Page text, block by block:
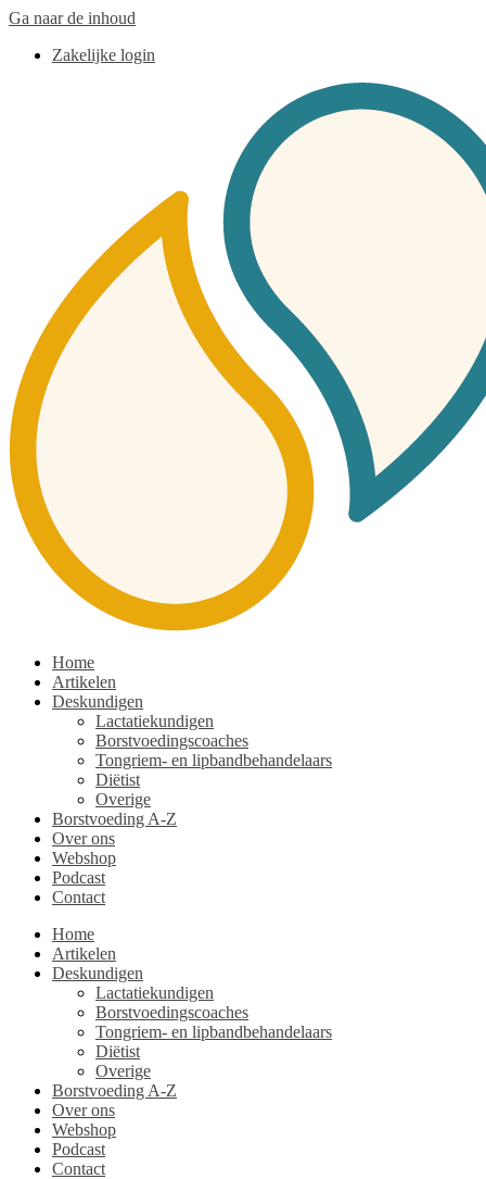
Ga naar de inhoud
Zakelijke login
Home
Artikelen
Deskundigen
Lactatiekundigen
Borstvoedingscoaches
Tongriem- en lipbandbehandelaars
Diëtist
Overige
Borstvoeding A-Z
Over ons
Webshop
Podcast
Contact
Home
Artikelen
Deskundigen
Lactatiekundigen
Borstvoedingscoaches
Tongriem- en lipbandbehandelaars
Diëtist
Overige
Borstvoeding A-Z
Over ons
Webshop
Podcast
Contact